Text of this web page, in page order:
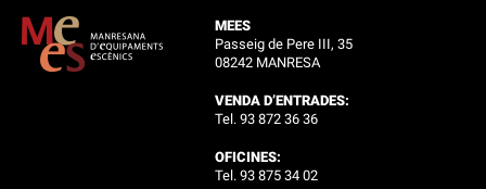
MEES
Passeig de Pere III, 35
08242 MANRESA
VENDA D’ENTRADES:
Tel. 93 872 36 36
OFICINES:
Tel. 93 875 34 02